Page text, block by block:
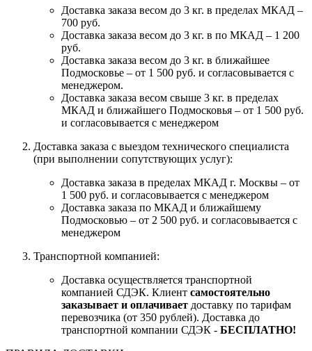
Доставка заказа весом до 3 кг. в пределах МКАД –
700 руб.
Доставка заказа весом до 3 кг. в по МКАД – 1 200
руб.
Доставка заказа весом до 3 кг. в ближайшее
Подмосковье – от 1 500 руб. и согласовывается с
менеджером.
Доставка заказа весом свыше 3 кг. в пределах
МКАД и ближайшего Подмосковья – от 1 500 руб.
и согласовывается с менеджером
Доставка заказа с выездом технического специалиста
(при выполнении сопутствующих услуг):
Доставка заказа в пределах МКАД г. Москвы – от
1 500 руб. и согласовывается с менеджером
Доставка заказа по МКАД и ближайшему
Подмосковью – от 2 500 руб. и согласовывается с
менеджером
Транспортной компанией:
Доставка осуществляется транспортной
компанией СДЭК. Клиент самостоятельно
заказывает и оплачивает доставку по тарифам
перевозчика (от 350 рублей). Доставка до
транспортной компании СДЭК - БЕСПЛАТНО!